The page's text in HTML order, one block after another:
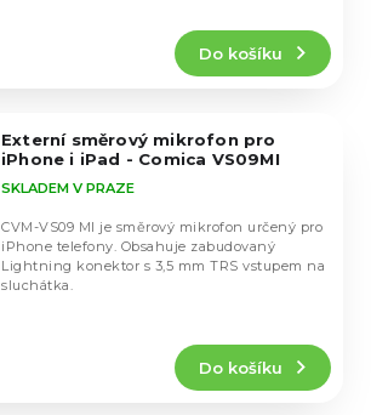
Do košíku
Externí směrový mikrofon pro
iPhone i iPad - Comica VS09MI
SKLADEM V PRAZE
Do košíku
CVM-VS09 MI je směrový mikrofon určený pro
iPhone telefony. Obsahuje zabudovaný
Lightning konektor s 3,5 mm TRS vstupem na
sluchátka.